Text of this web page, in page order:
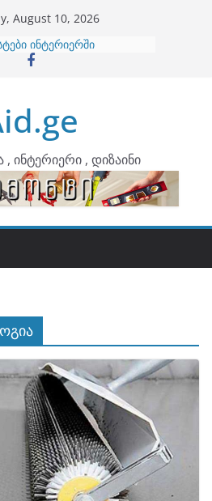
August 10, 2026
ინტერიერში
დიზიანი
წარმოგიდგენთ
, ინტერიერი , დიზაინი